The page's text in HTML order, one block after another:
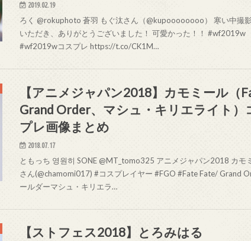
2019.02.19
ろく @rokuphoto 蒼羽 もぐ汰さん（@kupoooooooo） 寒い中撮
いただき、ありがとうございました！ 可愛かった！！ #wf2019w
#wf2019wコスプレ https://t.co/CK1M…
【アニメジャパン2018】カモミール（
Grand Order、マシュ・キリエライト）
プレ画像まとめ
2018.07.17
ともっち 영원히 SONE @MT_tomo325 アニメジャパン2018 カモ
さん(@chamomi017) #コスプレイヤー #FGO #Fate Fate/ Grand
ールダーマシュ・キリエラ…
【ストフェス2018】とろみはる